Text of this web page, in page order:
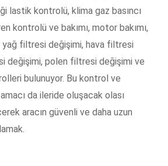
lastik kontrolü, klima gaz basıncı
kontrolü ve bakımı, motor bakımı,
yağ filtresi değişimi, hava filtresi
değişimi, polen filtresi değişimi ve
bulunuyor. Bu kontrol ve
da ileride oluşacak olası
aracın güvenli ve daha uzun